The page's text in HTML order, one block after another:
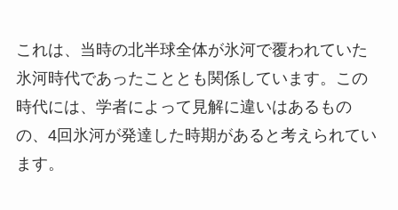
これは、当時の北半球全体が氷河で覆われていた
氷河時代であったこととも関係しています。この
時代には、学者によって見解に違いはあるもの
の、4回氷河が発達した時期があると考えられてい
ます。